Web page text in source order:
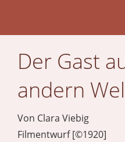
Der Gast
andern
Von Clara Viebig
Filmentwurf [©1920]